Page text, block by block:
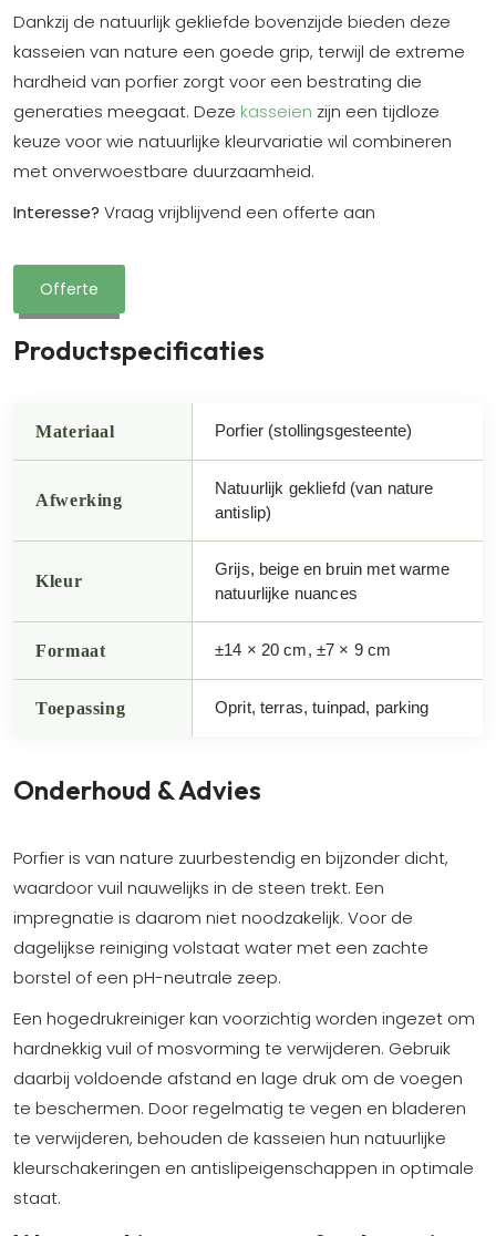
Dankzij de natuurlijk gekliefde bovenzijde bieden deze
kasseien van nature een goede grip, terwijl de extreme
hardheid van porfier zorgt voor een bestrating die
generaties meegaat. Deze kasseien zijn een tijdloze
keuze voor wie natuurlijke kleurvariatie wil combineren
met onverwoestbare duurzaamheid.
Interesse? Vraag vrijblijvend een offerte aan
Offerte
Productspecificaties
Materiaal Porfier (stollingsgesteente)
Afwerking
Natuurlijk gekliefd (van nature
antislip)
Kleur
Grijs, beige en bruin met warme
natuurlijke nuances
Formaat ±14 × 20 cm, ±7 × 9 cm
Toepassing Oprit, terras, tuinpad, parking
Onderhoud & Advies
Porfier is van nature zuurbestendig en bijzonder dicht,
waardoor vuil nauwelijks in de steen trekt. Een
impregnatie is daarom niet noodzakelijk. Voor de
dagelijkse reiniging volstaat water met een zachte
borstel of een pH-neutrale zeep.
Een hogedrukreiniger kan voorzichtig worden ingezet om
hardnekkig vuil of mosvorming te verwijderen. Gebruik
daarbij voldoende afstand en lage druk om de voegen
te beschermen. Door regelmatig te vegen en bladeren
te verwijderen, behouden de kasseien hun natuurlijke
kleurschakeringen en antislipeigenschappen in optimale
staat.